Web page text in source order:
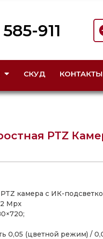
585-911
СКУД КОНТАКТЫ
PTZ
камера с ИК-
Mpx
0,05 (цветной режим) /